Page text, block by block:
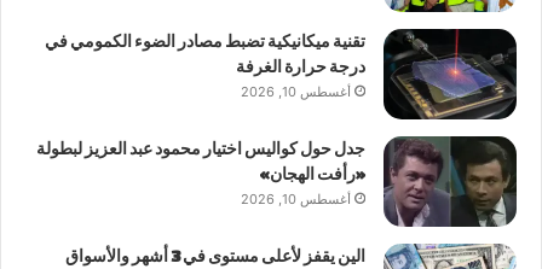
تقنية ميكانيكية تضبط مصادر الضوء الكمومي في
درجة حرارة الغرفة
أغسطس 10, 2026
جدل حول كواليس اختيار محمود عبد العزيز لبطولة
«رأفت الهجان»
أغسطس 10, 2026
الين يقفز لأعلى مستوى في 3 أشهر والأسواق